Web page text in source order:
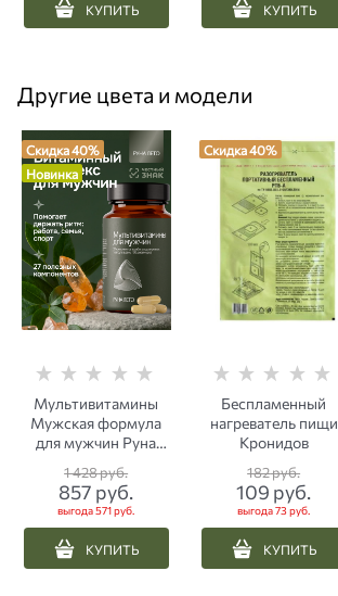
КУПИТЬ КУПИТЬ
Другие цвета и модели
Скидка 40%
Новинка
Мультивитамины
Мужская формула
для мужчин Руна
1 428 руб.
857 руб.
выгода571 руб.
КУПИТЬ
Скидка 40%
Беспламенный
нагреватель пищи
Кронидов
182 руб.
109 руб.
выгода73 руб.
КУПИТЬ